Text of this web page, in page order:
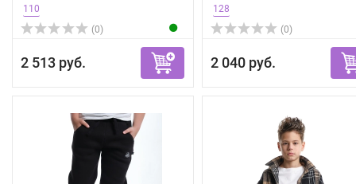
110
(0)
2 513 руб.
128
(0)
2 040 руб.